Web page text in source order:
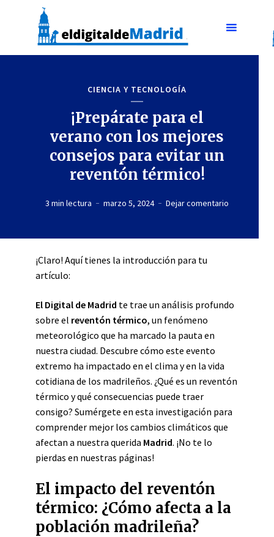
CIENCIA Y TECNOLOGÍA
¡Prepárate para el
verano con los mejores
consejos para evitar un
reventón térmico!
3 min lectura marzo 5, 2024 Dejar comentario
¡Claro! Aquí tienes la introducción para tu
artículo:
El Digital de Madrid te trae un análisis profundo
sobre el reventón térmico, un fenómeno
meteorológico que ha marcado la pauta en
nuestra ciudad. Descubre cómo este evento
extremo ha impactado en el clima y en la vida
cotidiana de los madrileños. ¿Qué es un reventón
térmico y qué consecuencias puede traer
consigo? Sumérgete en esta investigación para
comprender mejor los cambios climáticos que
afectan a nuestra querida Madrid. ¡No te lo
pierdas en nuestras páginas!
El impacto del reventón
térmico: ¿Cómo afecta a la
población madrileña?